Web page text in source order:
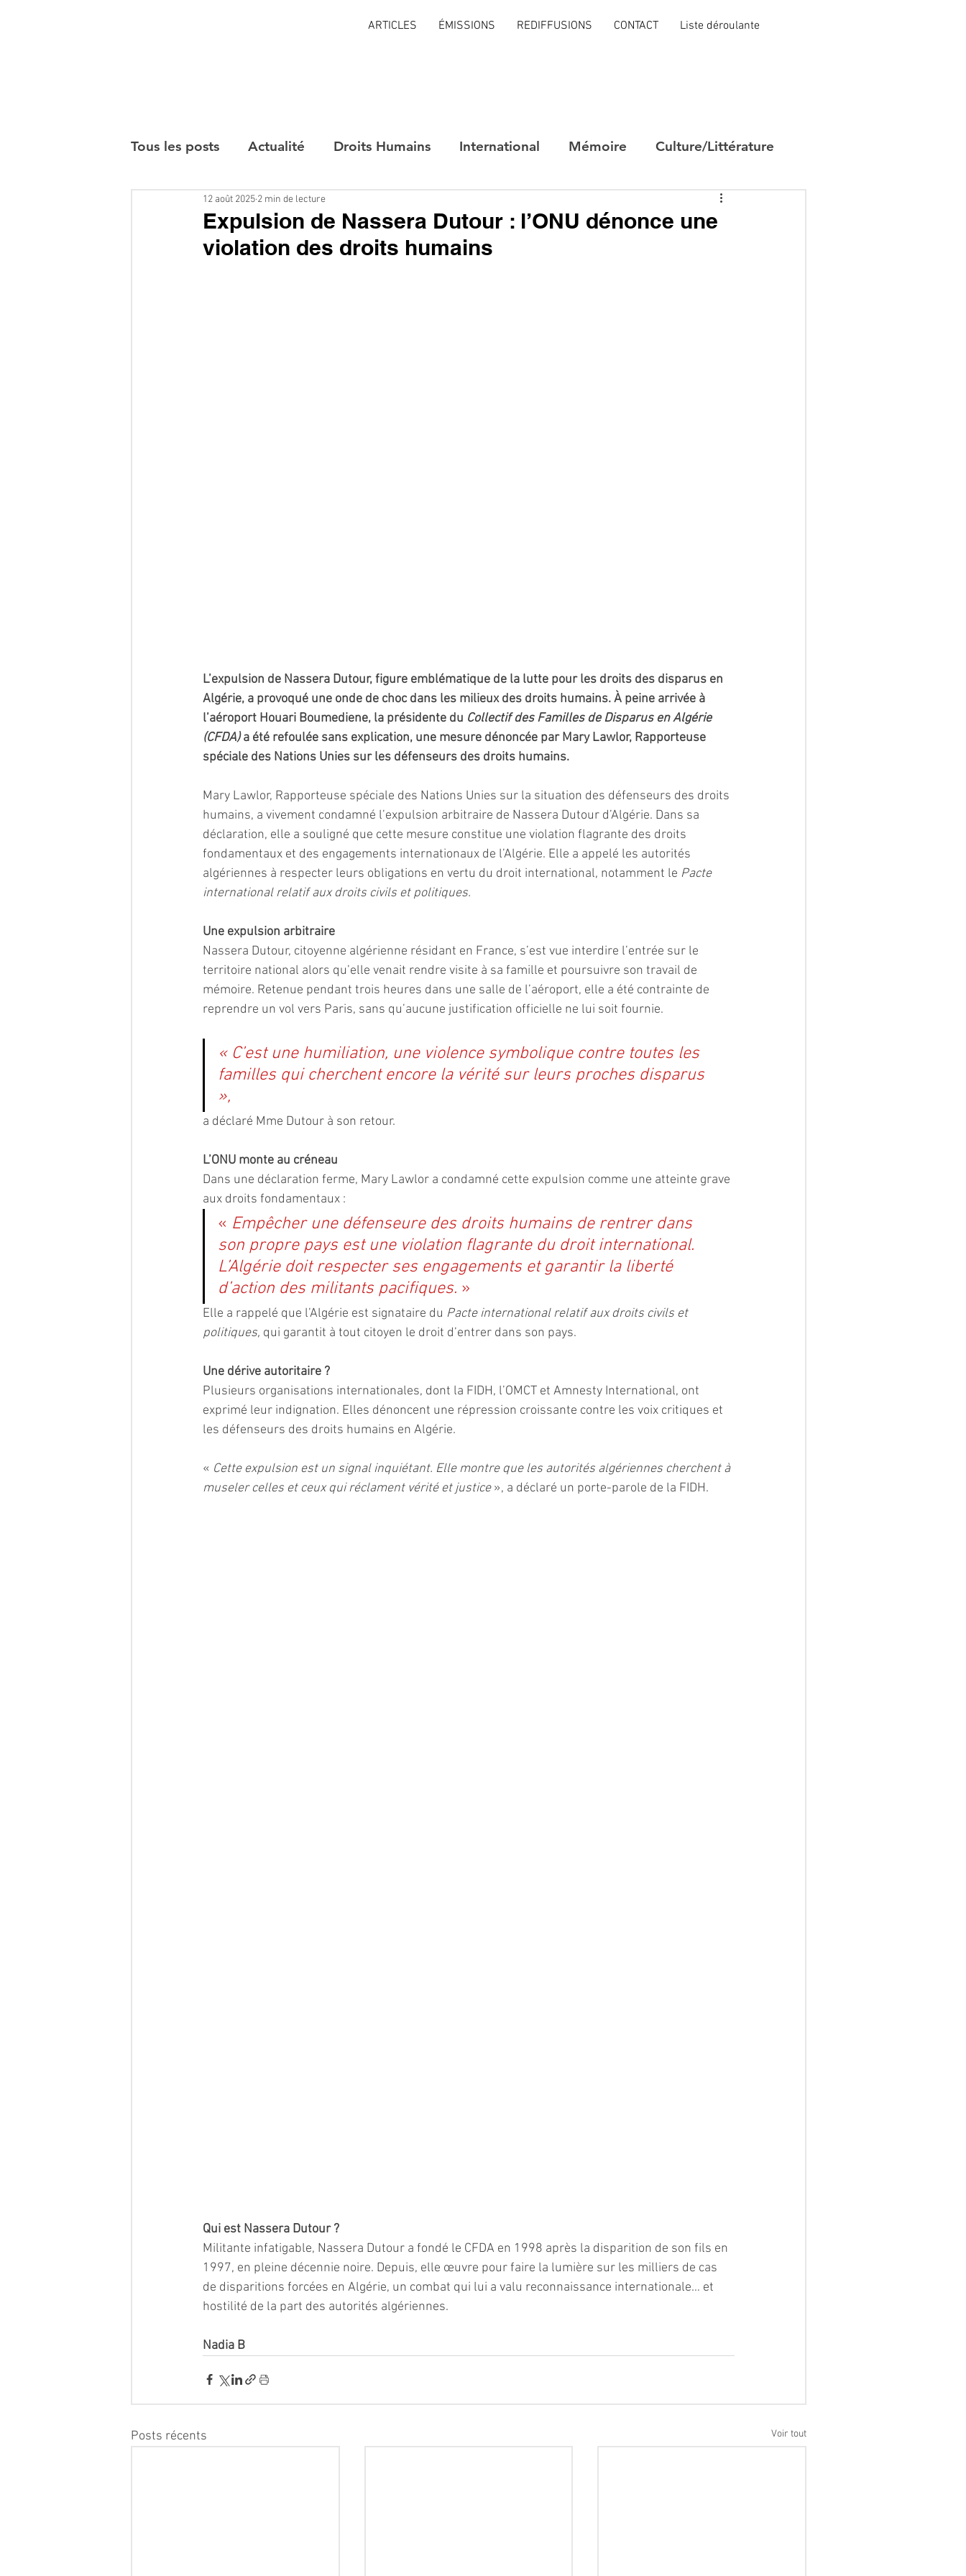
ARTICLES ÉMISSIONS REDIFFUSIONS CONTACT Liste déroulante
Tous les posts Actualité Droits Humains International Mémoire Culture/Littérature
Interviews
Expulsion de Nassera Dutour : l’ONU dénonce une
violation des droits humains
12 août 2025 2 min de lecture
L’expulsion de Nassera Dutour, figure emblématique de la lutte pour les droits des disparus en
Algérie, a provoqué une onde de choc dans les milieux des droits humains. À peine arrivée à
l’aéroport Houari Boumediene, la présidente du Collectif des Familles de Disparus en Algérie
(CFDA) a été refoulée sans explication, une mesure dénoncée par Mary Lawlor, Rapporteuse
spéciale des Nations Unies sur les défenseurs des droits humains.
Mary Lawlor, Rapporteuse spéciale des Nations Unies sur la situation des défenseurs des droits
humains, a vivement condamné l’expulsion arbitraire de Nassera Dutour d’Algérie. Dans sa
déclaration, elle a souligné que cette mesure constitue une violation flagrante des droits
fondamentaux et des engagements internationaux de l’Algérie. Elle a appelé les autorités
algériennes à respecter leurs obligations en vertu du droit international, notamment le Pacte
international relatif aux droits civils et politiques.
Une expulsion arbitraire
Nassera Dutour, citoyenne algérienne résidant en France, s’est vue interdire l’entrée sur le
territoire national alors qu’elle venait rendre visite à sa famille et poursuivre son travail de
mémoire. Retenue pendant trois heures dans une salle de l’aéroport, elle a été contrainte de
reprendre un vol vers Paris, sans qu’aucune justification officielle ne lui soit fournie.
« C’est une humiliation, une violence symbolique contre toutes les
familles qui cherchent encore la vérité sur leurs proches disparus
»,
a déclaré Mme Dutour à son retour.
L’ONU monte au créneau
Dans une déclaration ferme, Mary Lawlor a condamné cette expulsion comme une atteinte grave
aux droits fondamentaux :
« Empêcher une défenseure des droits humains de rentrer dans
son propre pays est une violation flagrante du droit international.
L’Algérie doit respecter ses engagements et garantir la liberté
d’action des militants pacifiques. »
Elle a rappelé que l’Algérie est signataire du Pacte international relatif aux droits civils et
politiques, qui garantit à tout citoyen le droit d’entrer dans son pays.
Une dérive autoritaire ?
Plusieurs organisations internationales, dont la FIDH, l’OMCT et Amnesty International, ont
exprimé leur indignation. Elles dénoncent une répression croissante contre les voix critiques et
les défenseurs des droits humains en Algérie.
« Cette expulsion est un signal inquiétant. Elle montre que les autorités algériennes cherchent à
museler celles et ceux qui réclament vérité et justice », a déclaré un porte-parole de la FIDH.
Qui est Nassera Dutour ?
Militante infatigable, Nassera Dutour a fondé le CFDA en 1998 après la disparition de son fils en
1997, en pleine décennie noire. Depuis, elle œuvre pour faire la lumière sur les milliers de cas
de disparitions forcées en Algérie, un combat qui lui a valu reconnaissance internationale… et
hostilité de la part des autorités algériennes.
Nadia B
Posts récents Voir tout